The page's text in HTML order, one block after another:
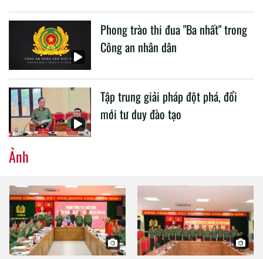
Phong trào thi đua "Ba nhất" trong
Công an nhân dân
Tập trung giải pháp đột phá, đổi
mới tư duy đào tạo
Ảnh